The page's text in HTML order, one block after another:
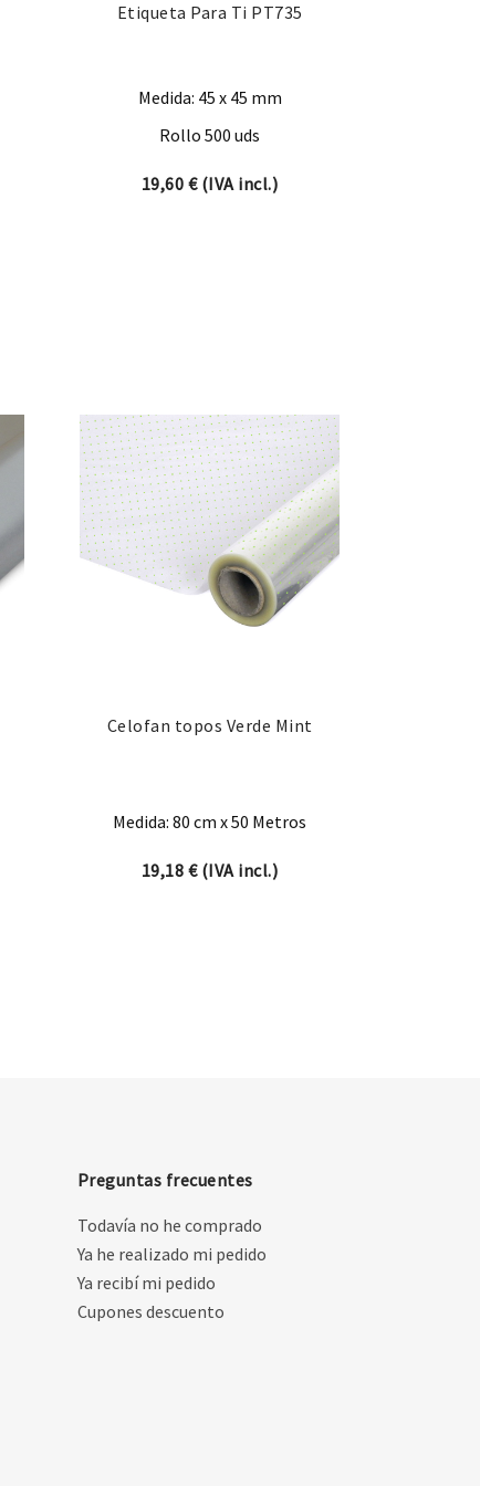
Etiqueta Para Ti PT735
Medida: 45 x 45 mm
Rollo 500 uds
19,60 €(IVA incl.)
Celofan topos Verde Mint
Medida: 80 cm x 50 Metros
19,18 €(IVA incl.)
Preguntas frecuentes
Todavía no he comprado
Ya he realizado mi pedido
Ya recibí mi pedido
Cupones descuento